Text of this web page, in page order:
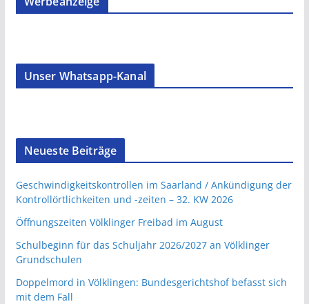
Unser Whatsapp-Kanal
Neueste Beiträge
Geschwindigkeitskontrollen im Saarland / Ankündigung der
Kontrollörtlichkeiten und -zeiten – 32. KW 2026
Öffnungszeiten Völklinger Freibad im August
Schulbeginn für das Schuljahr 2026/2027 an Völklinger
Grundschulen
Doppelmord in Völklingen: Bundesgerichtshof befasst sich
mit dem Fall